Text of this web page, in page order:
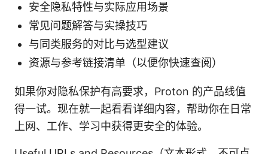
安全隐私特性与实际应用场景
常见问题解答与实操技巧
与同类服务的对比与选型建议
资源与参考链接清单（以便你快速查阅）
如果你对隐私保护有高要求，Proton 的产品线值
得一试。现在就一起看看详细内容，帮助你在日常
上网、工作、学习中获得更安全的体验。